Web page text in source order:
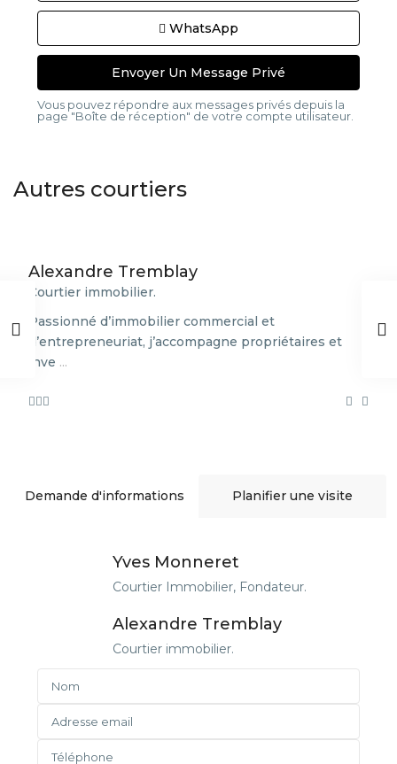
WhatsApp
Vous pouvez répondre aux messages privés depuis la
page "Boîte de réception" de votre compte utilisateur.
Autres courtiers
Alexandre Tremblay
Courtier immobilier.
Passionné d’immobilier commercial et
d’entrepreneuriat, j’accompagne propriétaires et
inve ...
Demande d'informations Planifier une visite
Yves Monneret
Courtier Immobilier, Fondateur.
Alexandre Tremblay
Courtier immobilier.